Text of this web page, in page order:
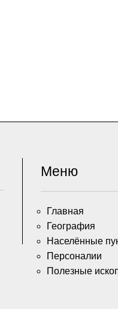
Меню
Главная
География
Населённые
Персоналии
Полезные